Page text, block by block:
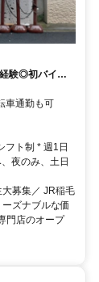
験◎初バイ
柔軟シフトで
転車通勤も可
フト制 * 週1日
夜のみ、土日
募集／ JR稲毛
ズナブルな価
門店のオープ